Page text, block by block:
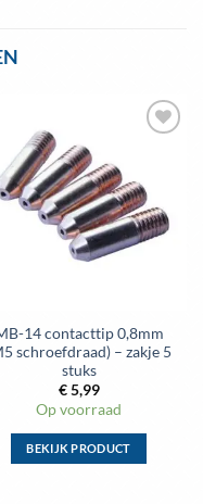
kan
gekozen
worden
op
de
14 contacttip 0,8mm
schroefdraad) – zakje 5
stuks
€5,99
Op voorraad
BEKIJK PRODUCT